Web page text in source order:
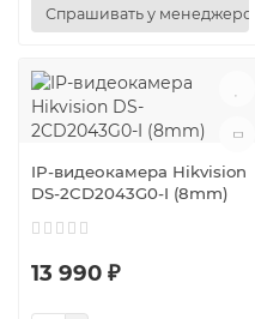
Спрашивать у менеджеров
IP-видеокамера Hikvision
DS-2CD2043G0-I (8mm)
13 990 ₽